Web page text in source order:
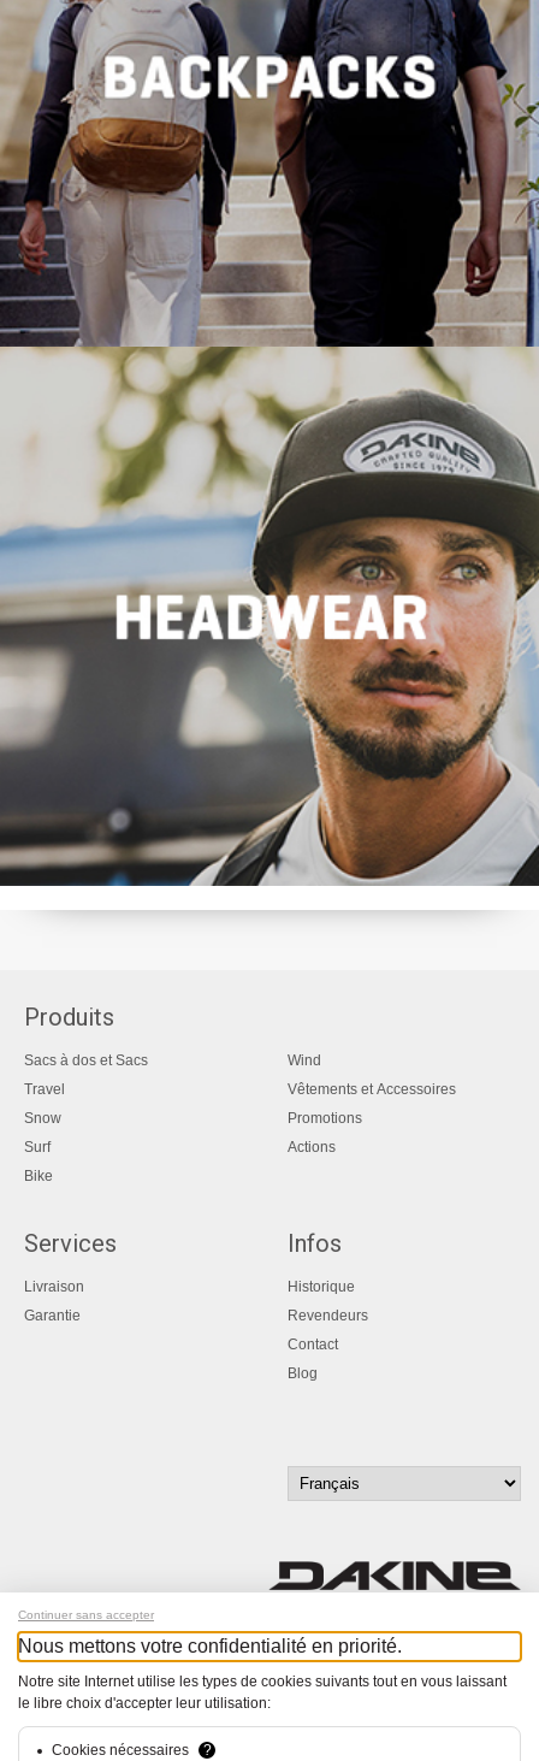
Produits
Sacs à dos et Sacs
Travel
Snow
Surf
Bike
Wind
Vêtements et Accessoires
Promotions
Actions
Services
Livraison
Garantie
Infos
Historique
Revendeurs
Contact
Blog
Inscrivez-vous à notre newsletter !
Tous droits réservés - Informations non contractuelles
Continuer sans accepter
Nous mettons votre confidentialité en priorité.
Notre site Internet utilise les types de cookies suivants tout en vous laissant
le libre choix d'accepter leur utilisation:
Cookies nécessaires ?